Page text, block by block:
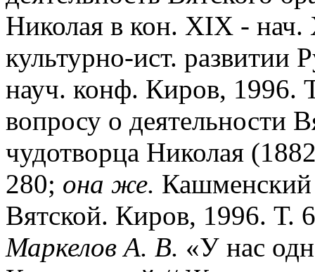
Николая в кон. XIX - нач.
культурно-ист.
науч. конф. Киров, 1996.
вопросу о деятельности
чудотворца Николая
280; она же.
Вятской. Киров, 1996. Т.
Маркелов А. В. «У нас